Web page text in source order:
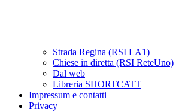
Strada Regina (RSI LA1)
Chiese in diretta (RSI ReteUno)
Dal web
Libreria SHORTCATT
Impressum e contatti
Privacy